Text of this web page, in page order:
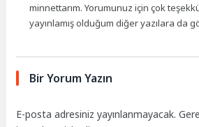
minnettarım. Yorumunuz için çok
yayınlamış olduğum diğer yazılara da
Bir Yorum Yazın
E-posta adresiniz yayınlanmayacak.